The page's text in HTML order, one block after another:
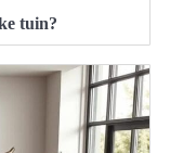
tuin?